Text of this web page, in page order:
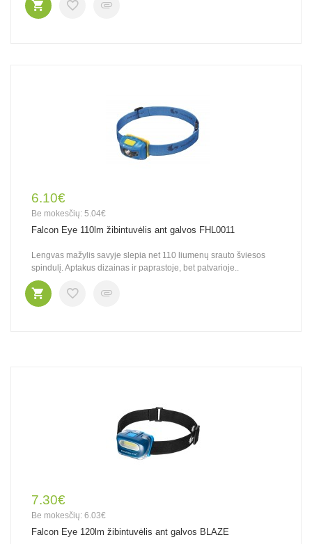
6.10€
Be mokesčių: 5.04€
Falcon Eye 110lm žibintuvėlis ant galvos FHL0011
Lengvas mažylis savyje slepia net 110 liumenų srauto šviesos
spindulį. Aptakus dizainas ir paprastoje, bet patvarioje..
7.30€
Be mokesčių: 6.03€
Falcon Eye 120lm žibintuvėlis ant galvos BLAZE